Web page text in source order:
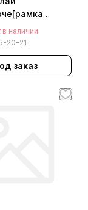
в наличии
20-21
заказ